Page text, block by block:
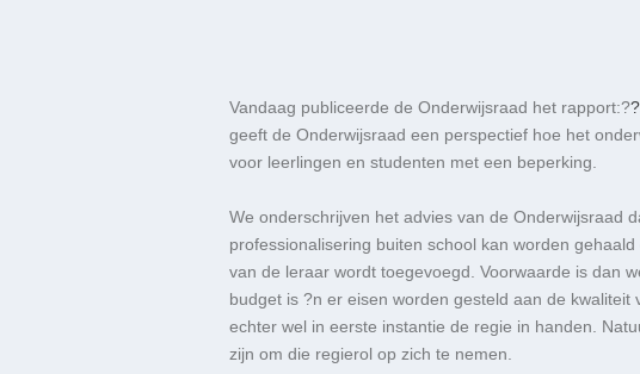
Vandaag publiceerde de Onderwijsraad het rapport:?
geeft de Onderwijsraad een perspectief hoe het
voor leerlingen en studenten met een beperking.
We onderschrijven het advies van de Onderwijsraad
professionalisering buiten school kan worden
van de leraar wordt toegevoegd. Voorwaarde is dan
budget is ?n er eisen worden gesteld aan de
echter wel in eerste instantie de regie in handen.
zijn om die regierol op zich te nemen.